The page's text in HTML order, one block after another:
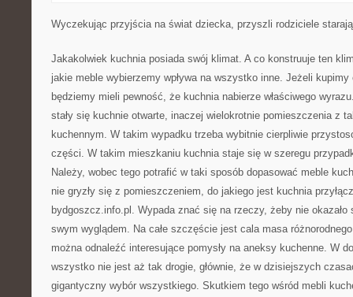
Wyczekując przyjścia na świat dziecka, przyszli rodziciele
Jakakolwiek kuchnia posiada swój klimat. A co konstruuje ten
jakie meble wybierzemy wpływa na wszystko inne. Jeżeli kupimy
będziemy mieli pewność, że kuchnia nabierze właściwego
stały się kuchnie otwarte, inaczej wielokrotnie pomieszczenia z
kuchennym. W takim wypadku trzeba wybitnie cierpliwie
części. W takim mieszkaniu kuchnia staje się w szeregu
Należy, wobec tego potrafić w taki sposób dopasować meble
nie gryzły się z pomieszczeniem, do jakiego jest kuchnia
bydgoszcz.info.pl. Wypada znać się na rzeczy, żeby nie okazało
swym wyglądem. Na całe szczęście jest cala masa
można odnaleźć interesujące pomysły na aneksy kuchenne. W
wszystko nie jest aż tak drogie, głównie, że w dzisiejszych
gigantyczny wybór wszystkiego. Skutkiem tego wśród mebli